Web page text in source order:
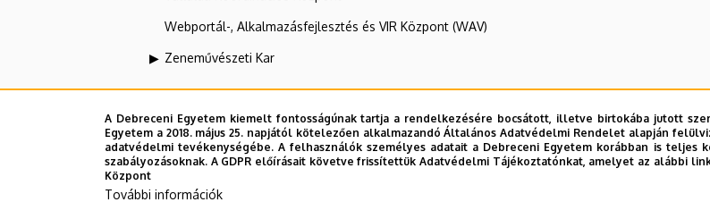
Webportál-, Alkalmazásfejlesztés és VIR Központ (WAV)
Zeneművészeti Kar
Alkalmazott Matematika és Valószínűségszámítás Tanszék
Felettes szervezeti egységek
A Debreceni Egyetem kiemelt fontosságúnak tartja a rendelkezésére bocsátott, illetve birtokába jutott
Egyetem a 2018. május 25. napjától kötelezően alkalmazandó Általános Adatvédelmi Rendelet alapján
adatvédelmi tevékenységébe. A felhasználók személyes adatait a Debreceni Egyetem korábban is
szabályozásoknak. A GDPR előírásait követve frissítettük Adatvédelmi Tájékoztatónkat, amelyet az alábbi
Központ
További információk